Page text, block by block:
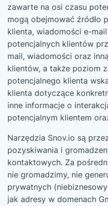
zawarte na osi czasu
mogą obejmować źródło
klienta, wiadomości e-
potencjalnych klientów
mail, wiadomości oraz
klientów, a także poziom
potencjalnego klienta
klienta dotyczące
inne informacje o
potencjalnym klientem
Narzędzia Snov.io są
pozyskiwania i
kontaktowych. Za
nie gromadzimy, nie
prywatnych
jak adresy w domenach